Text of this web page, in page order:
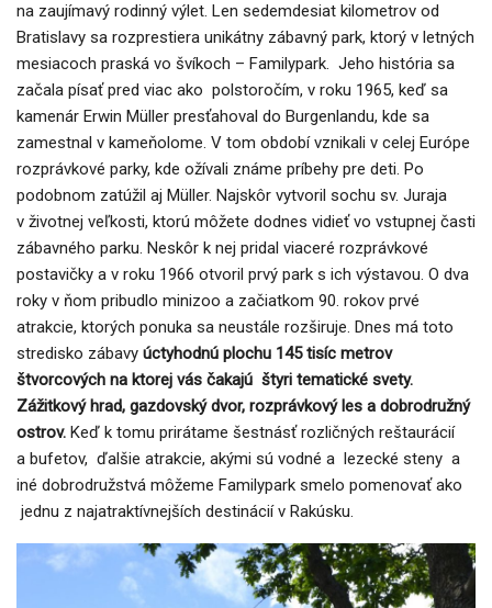
na zaujímavý rodinný výlet. Len sedemdesiat kilometrov od
Bratislavy sa rozprestiera unikátny zábavný park, ktorý v letných
mesiacoch praská vo švíkoch – Familypark. Jeho história sa
začala písať pred viac ako polstoročím, v roku 1965, keď sa
kamenár Erwin Müller presťahoval do Burgenlandu, kde sa
zamestnal v kameňolome. V tom období vznikali v celej Európe
rozprávkové parky, kde ožívali známe príbehy pre deti. Po
podobnom zatúžil aj Müller. Najskôr vytvoril sochu sv. Juraja
v životnej veľkosti, ktorú môžete dodnes vidieť vo vstupnej časti
zábavného parku. Neskôr k nej pridal viaceré rozprávkové
postavičky a v roku 1966 otvoril prvý park s ich výstavou. O dva
roky v ňom pribudlo minizoo a začiatkom 90. rokov prvé
atrakcie, ktorých ponuka sa neustále rozširuje. Dnes má toto
stredisko zábavy úctyhodnú plochu 145 tisíc metrov
štvorcových na ktorej vás čakajú štyri tematické svety.
Zážitkový hrad, gazdovský dvor, rozprávkový les a dobrodružný
ostrov. Keď k tomu prirátame šestnásť rozličných reštaurácií
a bufetov, ďalšie atrakcie, akými sú vodné a lezecké steny a
iné dobrodružstvá môžeme Familypark smelo pomenovať ako
jednu z najatraktívnejších destinácií v Rakúsku.